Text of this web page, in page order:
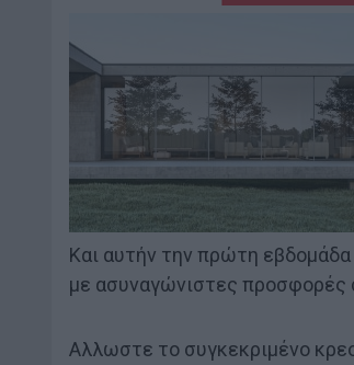
Και αυτήν την πρώτη
με ασυναγώνιστες προσφορές
Αλλωστε το συγκεκριμένο